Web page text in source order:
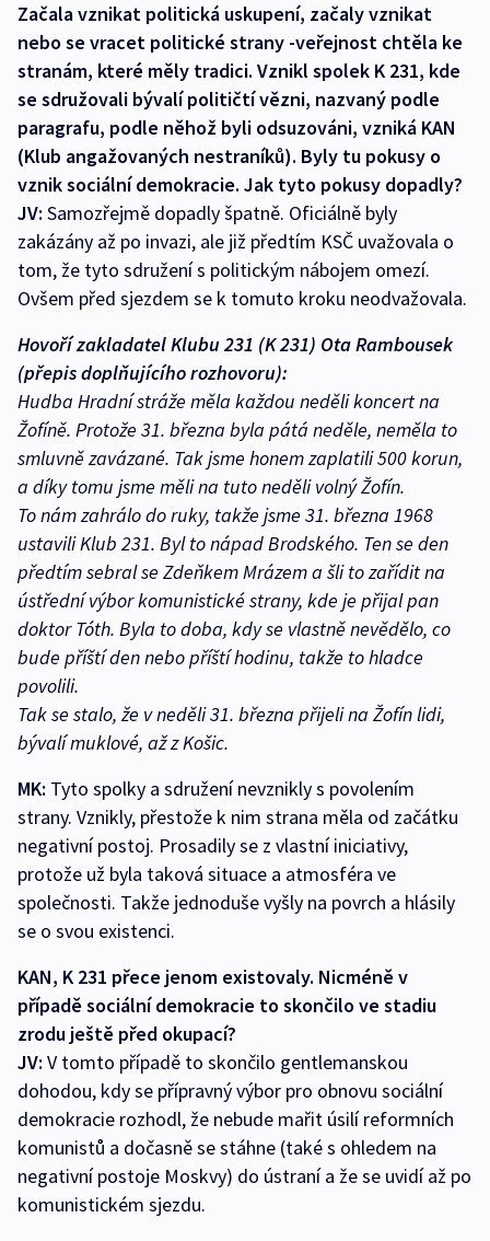
Začala vznikat politická uskupení, začaly vznikat
nebo se vracet politické strany -veřejnost chtěla ke
stranám, které měly tradici. Vznikl spolek K 231, kde
se sdružovali bývalí političtí vězni, nazvaný podle
paragrafu, podle něhož byli odsuzováni, vzniká KAN
(Klub angažovaných nestraníků). Byly tu pokusy o
vznik sociální demokracie. Jak tyto pokusy dopadly?
JV: Samozřejmě dopadly špatně. Oficiálně byly
zakázány až po invazi, ale již předtím KSČ uvažovala o
tom, že tyto sdružení s politickým nábojem omezí.
Ovšem před sjezdem se k tomuto kroku neodvažovala.
Hovoří zakladatel Klubu 231 (K 231) Ota Rambousek
(přepis doplňujícího rozhovoru):
Hudba Hradní stráže měla každou neděli koncert na
Žofíně. Protože 31. března byla pátá neděle, neměla to
smluvně zavázané. Tak jsme honem zaplatili 500 korun,
a díky tomu jsme měli na tuto neděli volný Žofín.
To nám zahrálo do ruky, takže jsme 31. března 1968
ustavili Klub 231. Byl to nápad Brodského. Ten se den
předtím sebral se Zdeňkem Mrázem a šli to zařídit na
ústřední výbor komunistické strany, kde je přijal pan
doktor Tóth. Byla to doba, kdy se vlastně nevědělo, co
bude příští den nebo příští hodinu, takže to hladce
povolili.
Tak se stalo, že v neděli 31. března přijeli na Žofín lidi,
bývalí muklové, až z Košic.
MK: Tyto spolky a sdružení nevznikly s povolením
strany. Vznikly, přestože k nim strana měla od začátku
negativní postoj. Prosadily se z vlastní iniciativy,
protože už byla taková situace a atmosféra ve
společnosti. Takže jednoduše vyšly na povrch a hlásily
se o svou existenci.
KAN, K 231 přece jenom existovaly. Nicméně v
případě sociální demokracie to skončilo ve stadiu
zrodu ještě před okupací?
JV: V tomto případě to skončilo gentlemanskou
dohodou, kdy se přípravný výbor pro obnovu sociální
demokracie rozhodl, že nebude mařit úsilí reformních
komunistů a dočasně se stáhne (také s ohledem na
negativní postoje Moskvy) do ústraní a že se uvidí až po
komunistickém sjezdu.